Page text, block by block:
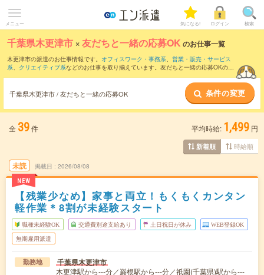
メニュー 気になる! ログイン 検索
千葉県木更津市 ×友だちと一緒の応募OK のお仕事一覧
木更津市の派遣のお仕事情報です。 オフィスワーク・事務系、 営業・販売・サービス
系、 クリエイティブ系などのお仕事を取り揃えています。友だちと一緒の応募OKの条
千葉県木更津市 / 友だちと一緒の応募OK 条件の変更
全 39件 平均時給: 1,499 円
新着順 時給順
未読
NEW
掲載日 2026/08/08
【残業少なめ】家事と両立！もくもくカンタン
軽作業＊8割が未経験スタート
職種未経験OK 交通費別途支給あり 土日祝日が休み WEB登録OK
無期雇用派遣
勤務地 千葉県木更津市
木更津駅から---分／巌根駅から---分／祇園(千葉県)駅から---